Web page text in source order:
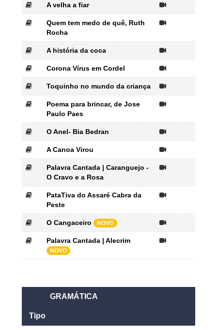
A velha a fiar
Quem tem medo de quê, Ruth
Rocha
A história da coca
Corona Vírus em Cordel
Toquinho no mundo da criança
Poema para brincar, de Jose
Paulo Paes
O Anel- Bia Bedran
A Canoa Virou
Palavra Cantada | Caranguejo -
O Cravo e a Rosa
PataTiva do Assaré Cabra da
Peste
O Cangaceiro NOVO
Palavra Cantada | Alecrim
NOVO
GRAMÁTICA
Tipo